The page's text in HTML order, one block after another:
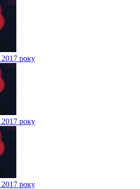
2017 року
2017 року
2017 року